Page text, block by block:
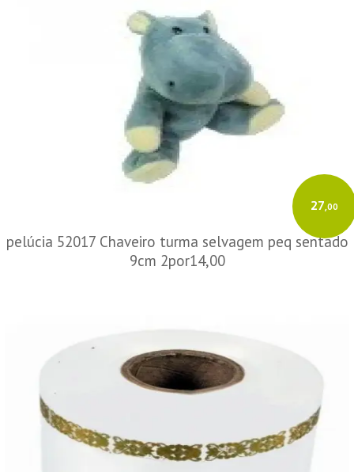
27,00
pelúcia 52017 Chaveiro turma selvagem peq sentado
9cm 2por14,00